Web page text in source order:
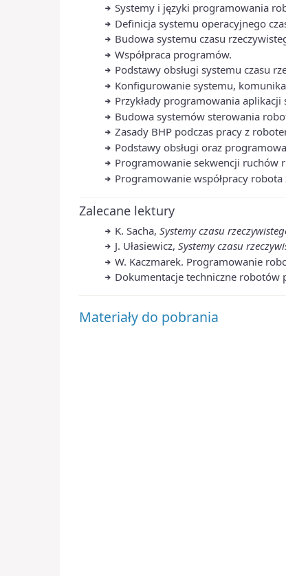
Systemy i języki programowania
Definicja systemu operacyjnego
Budowa systemu czasu
Współpraca programów.
Podstawy obsługi systemu czasu
Konfigurowanie systemu,
Przykłady programowania aplikacji
Budowa systemów sterowania
Zasady BHP podczas pracy z
Podstawy obsługi oraz
Programowanie sekwencji ruchów
Programowanie współpracy
Zalecane lektury
K. Sacha, Systemy czasu
J. Ułasiewicz, Systemy czasu
W. Kaczmarek. Programowanie
Dokumentacje techniczne robotów
Materiały do pobrania